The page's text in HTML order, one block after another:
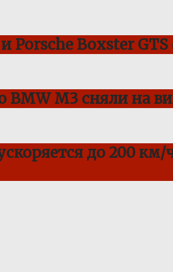
Porsche Boxster
BMW M3 сняли на
до 200